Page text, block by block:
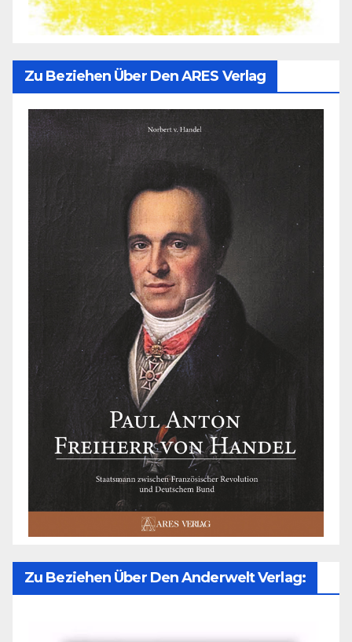
Zu Beziehen Über Den ARES Verlag
Zu Beziehen Über Den Anderwelt Verlag: